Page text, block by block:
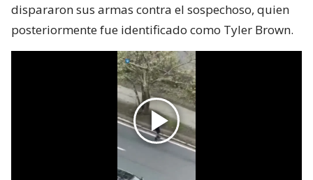
dispararon sus armas contra el sospechoso, quien
posteriormente fue identificado como Tyler Brown.